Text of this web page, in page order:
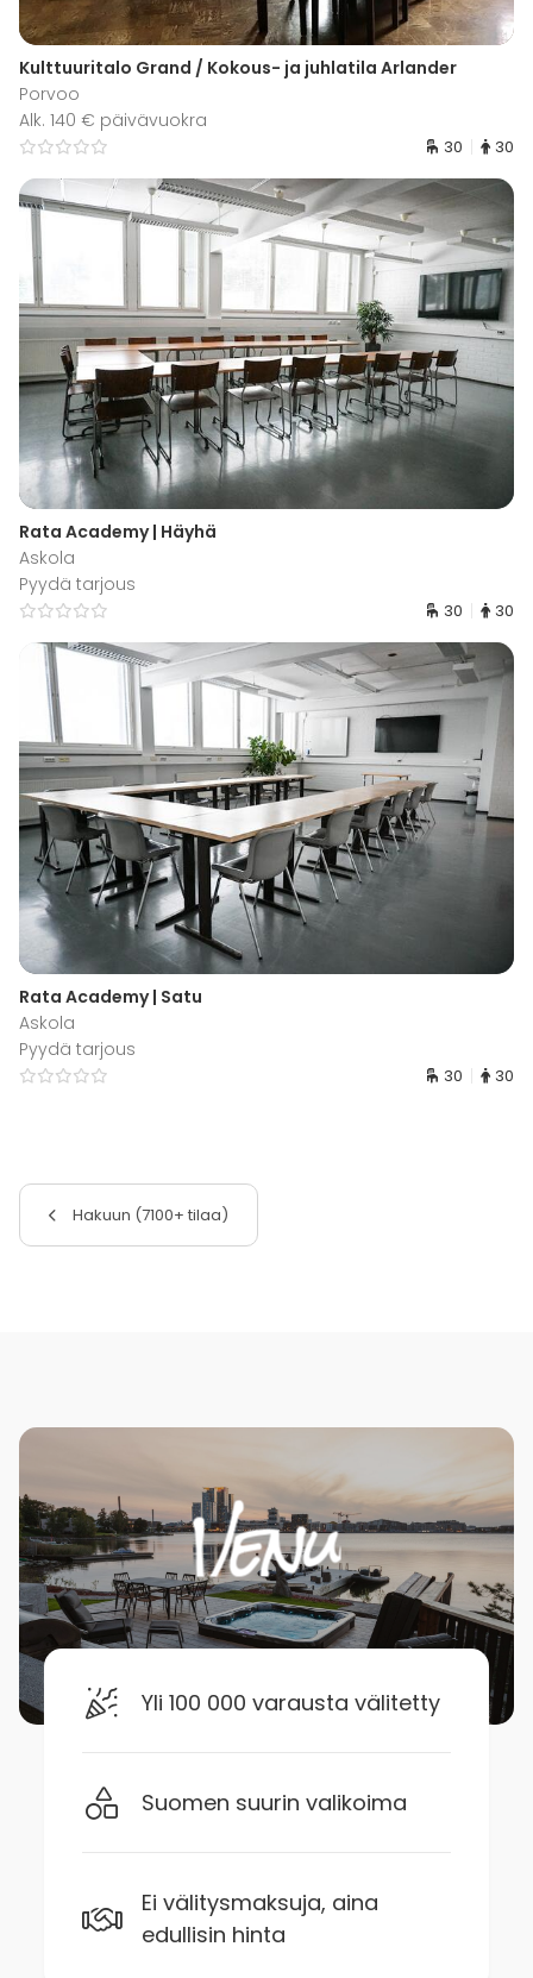
Kulttuuritalo Grand / Kokous- ja juhlatila Arlander
Porvoo
Alk. 140 € päivävuokra
30 30
Rata Academy | Häyhä
Askola
Pyydä tarjous
30 30
Rata Academy | Satu
Askola
Pyydä tarjous
30 30
Hakuun (7100+ tilaa)
Yli 100 000 varausta välitetty
Suomen suurin valikoima
Ei välitysmaksuja, aina
edullisin hinta